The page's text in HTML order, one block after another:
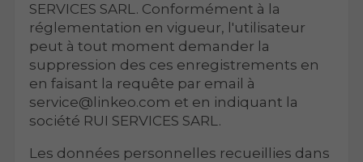
SERVICES SARL. Conformément à la
réglementation en vigueur, l'utilisateur
peut à tout moment demander la
suppression des ces enregistrements en
en faisant la requête par email à
service@linkeo.com et en indiquant la
société RUI SERVICES SARL.
Les données personnelles recueillies dans